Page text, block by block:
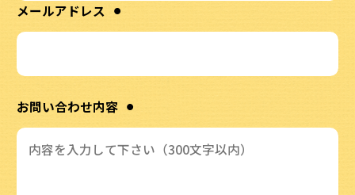
メールアドレス ⚫︎
お問い合わせ内容 ⚫︎